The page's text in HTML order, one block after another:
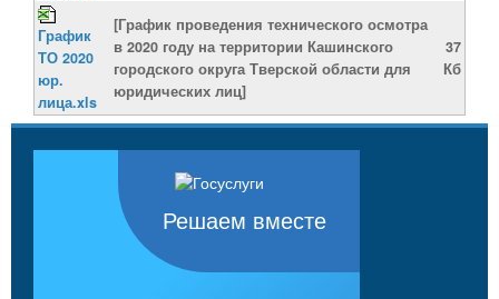
График
ТО 2020
юр.
лица.xls
[График проведения технического осмотра
в 2020 году на территории Кашинского
городского округа Тверской области для
юридических лиц]
37
Кб
Решаем вместе